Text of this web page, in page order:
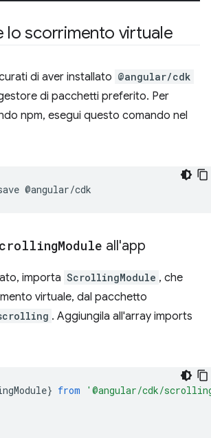
lo scorrimento virtuale
di aver installato @angular/cdk
di pacchetti preferito. Per
npm, esegui questo comando nel
Module all'app
importa ScrollingModule , che
virtuale, dal pacchetto
. Aggiungila all'array imports
} from '@angular/cdk/